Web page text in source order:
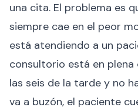
una cita. El problema es
siempre cae en el peor
está atendiendo a un
consultorio está en
las seis de la tarde y no
va a buzón, el paciente